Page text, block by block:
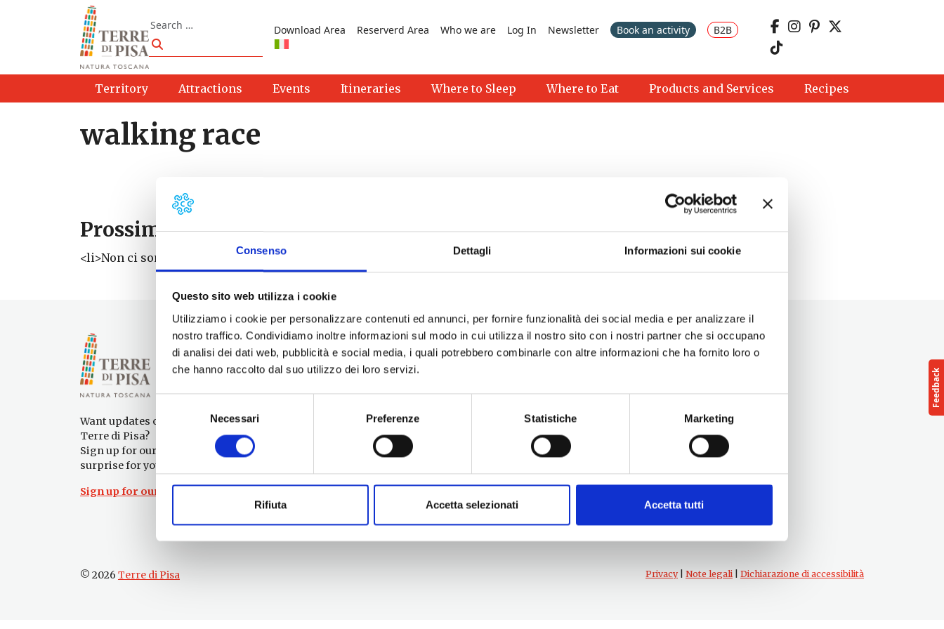
Consenso Dettagli Informazioni sui cookie
Questo sito web utilizza i cookie
Utilizziamo i cookie per personalizzare contenuti ed annunci, per fornire funzionalità dei social media e per analizzare il
nostro traffico. Condividiamo inoltre informazioni sul modo in cui utilizza il nostro sito con i nostri partner che si occupano
di analisi dei dati web, pubblicità e social media, i quali potrebbero combinarle con altre informazioni che ha fornito loro o
che hanno raccolto dal suo utilizzo dei loro servizi.
del
Necessari Preferenze Statistiche Marketing
Rifiuta Accetta selezionati Accetta tutti
Search
Search
Download Area Reserverd Area Who we are Log In Newsletter Book an activity B2B
Territory Attractions Events Itineraries Where to Sleep Where to Eat Products and Services Recipes
walking race
Prossimi eventi
<li>Non ci sono eventi con questo tag</li>
Want updates on what to do and see in the
Terre di Pisa?
Sign up for our newsletter! An immediate
surprise for you!
Sign up for our Newsletter!
Information
Promotion and Development Service
Internationalisation, Tourism and
turismo@tno.camcom.it
Experiences
Territory
Events
Who we are
Press & media
Follow us
© 2026 Terre di Pisa Privacy| Note legali Dichiarazione di accessibilità